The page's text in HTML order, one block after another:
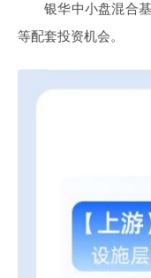
银华中小盘混合
等配套投资机会。